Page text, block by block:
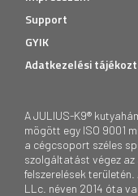
Support
GYIK
Adatkezelési
A JULIUS-K9®
mögött egy ISO 9001
a cégcsoport széles
szolgáltatást végez
felszerelések
LLc. néven 2014 óta